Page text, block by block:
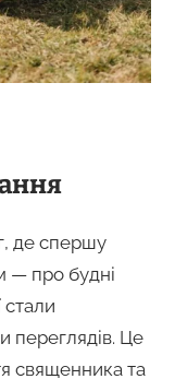
де спершу
— про будні
стали
переглядів. Це
священника та